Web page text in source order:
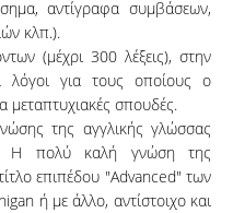
αντίγραφα συμβάσεων,
κλπ.).
(μέχρι 300 λέξεις), στην
λόγοι για τους οποίους ο
μεταπτυχιακές σπουδές.
της αγγλικής γλώσσας
Η πολύ καλή γνώση της
επιπέδου "Advanced" των
ή με άλλο, αντίστοιχο και